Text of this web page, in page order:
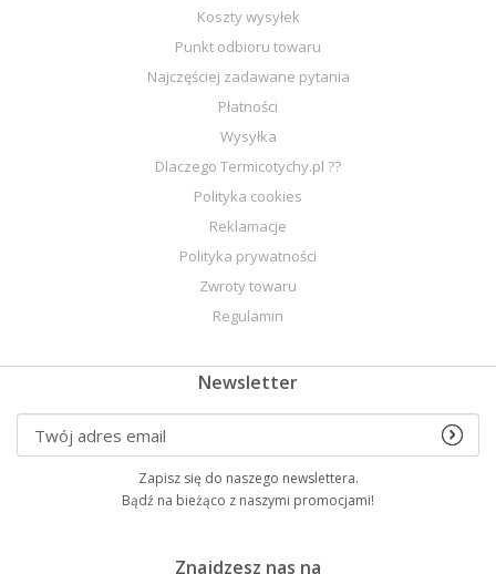
Koszty wysyłek
Punkt odbioru towaru
Najczęściej zadawane pytania
Płatności
Wysyłka
Dlaczego Termicotychy.pl ??
Polityka cookies
Reklamacje
Polityka prywatności
Zwroty towaru
Regulamin
Newsletter
Zapisz się do naszego newslettera.
Bądź na bieżąco z naszymi promocjami!
Znajdzesz nas na